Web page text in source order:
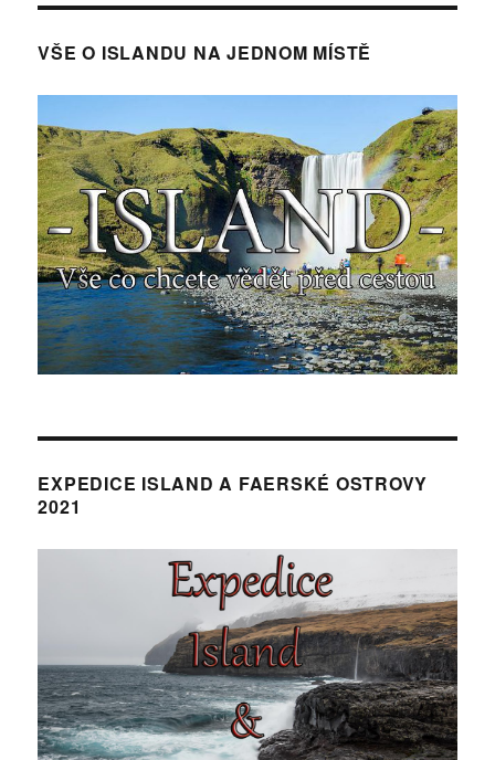
VŠE O ISLANDU NA JEDNOM MÍSTĚ
EXPEDICE ISLAND A FAERSKÉ OSTROVY
2021